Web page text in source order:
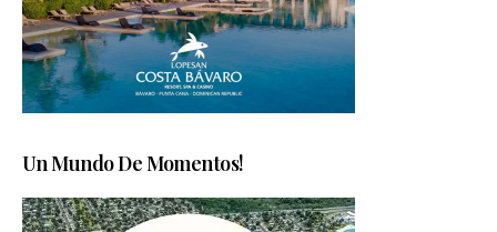
Un Mundo De Momentos!